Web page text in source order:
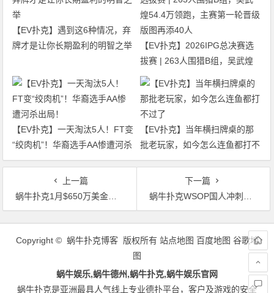
【EV扑克】遇到这6种情况，弃
牌才是让你长期盈利的明智之举
【EV扑克】2026IPG总决赛选
拔赛 | 263人围猎B组，吴武煌
54.4万领跑，主赛第一轮晋级版
【EV扑克】一天淘汰5人！FT变
“绞肉机”！华裔选手AA惨遭河杀
出局！
【EV扑克】当年横扫牌桌的那
批老玩家，如今怎么连鱼都打不
过了
上一篇
蜗牛扑克1月$650万美金现金大放送
下一篇
蜗牛扑克WSOP国人冲刺优惠买一送一
文
Copyright © 蜗牛扑克博客 版权所有 站点地图 百度地图 谷歌地
图
蜗牛娱乐,蜗牛德州,蜗牛扑克,蜗牛娱乐官网
蜗牛扑克是亚洲最具人气线上专业德扑平台，客户及游戏的安全